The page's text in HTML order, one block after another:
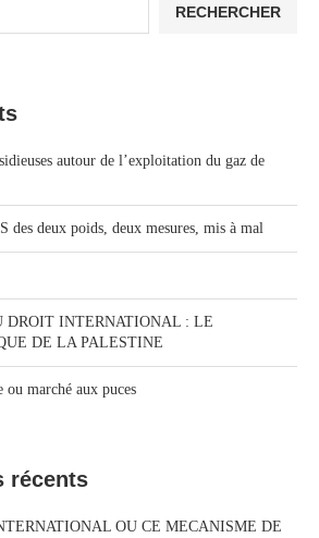
RECHERCHER
autour de l’exploitation du gaz de
deux poids, deux mesures, mis à mal
DROIT INTERNATIONAL : LE
DE LA PALESTINE
marché aux puces
récents
OU CE MECANISME DE